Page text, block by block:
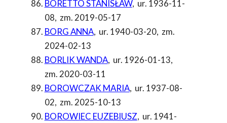
BORETTO STANISŁAW, ur. 1936-11-
08, zm. 2019-05-17
BORG ANNA, ur. 1940-03-20, zm.
2024-02-13
BORLIK WANDA, ur. 1926-01-13,
zm. 2020-03-11
BOROWCZAK MARIA, ur. 1937-08-
02, zm. 2025-10-13
BOROWIEC EUZEBIUSZ, ur. 1941-